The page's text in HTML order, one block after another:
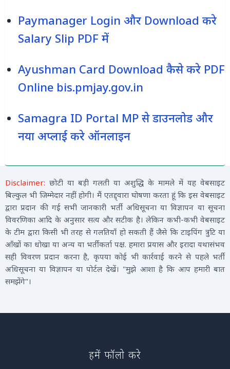
Paymanager Login और Download करे
Salary Slip PDF में
Ayushman Card Download कैसे करे PDF
Online bis.pmjay.gov.in
Samagra ID Portal MP से डाउनलोड और
नया अप्लाई करे ऑनलाइन
Disclaimer: छोटी या बड़ी गलती या अशुद्धि के मामले में यह वेबसाइट
बिल्कुल भी जिम्मेदार नहीं होगी। मैं एतद्द्वारा घोषणा करता हूं कि इस वेबसाइट
द्वारा प्रदान की गई सभी जानकारी भर्ती अधिसूचना या विज्ञापन या सूचना
विवरणिका आदि के अनुसार सत्य और सटीक है। लेकिन कभी-कभी वेबसाइट
के टीम द्वारा किसी भी तरह से गलतियाँ हो सकती हैं जैसे कि टाइपिंग त्रुटि या
आँखों का धोखा या अन्य या भर्तीकर्ता पक्ष. हमारा प्रयास और इरादा यथासंभव
सही विवरण प्रदान करना है, कृपया कोई भी कार्रवाई करने से पहले भर्ती
अधिसूचना या विज्ञापन या पोर्टल देखें। "मुझे आशा है कि आप हमारी बात
समझेंगे"।
हमें फॉलो करे